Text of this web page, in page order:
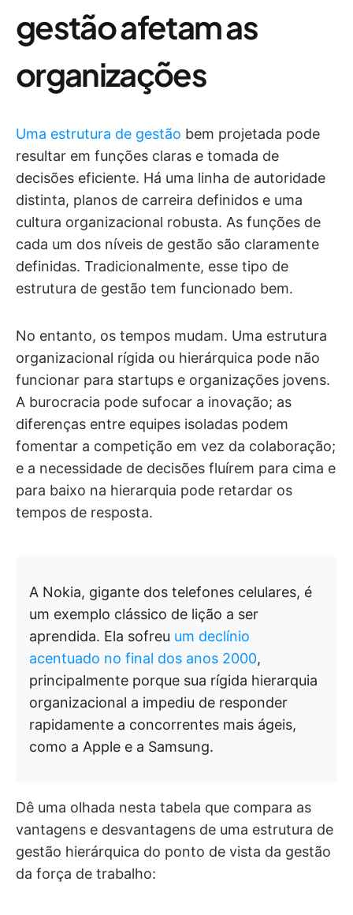
gestão afetam as
organizações
Uma estrutura de gestão bem projetada pode
resultar em funções claras e tomada de
decisões eficiente. Há uma linha de autoridade
distinta, planos de carreira definidos e uma
cultura organizacional robusta. As funções de
cada um dos níveis de gestão são claramente
definidas. Tradicionalmente, esse tipo de
estrutura de gestão tem funcionado bem.
No entanto, os tempos mudam. Uma estrutura
organizacional rígida ou hierárquica pode não
funcionar para startups e organizações jovens.
A burocracia pode sufocar a inovação; as
diferenças entre equipes isoladas podem
fomentar a competição em vez da colaboração;
e a necessidade de decisões fluírem para cima e
para baixo na hierarquia pode retardar os
tempos de resposta.
A Nokia, gigante dos telefones celulares, é
um exemplo clássico de lição a ser
aprendida. Ela sofreu um declínio
acentuado no final dos anos 2000,
principalmente porque sua rígida hierarquia
organizacional a impediu de responder
rapidamente a concorrentes mais ágeis,
como a Apple e a Samsung.
Dê uma olhada nesta tabela que compara as
vantagens e desvantagens de uma estrutura de
gestão hierárquica do ponto de vista da gestão
da força de trabalho: